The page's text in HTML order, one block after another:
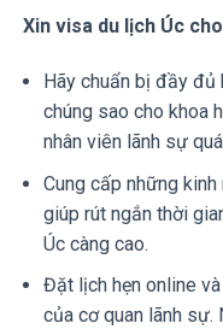
Xin visa du lịch Úc
Hãy chuẩn bị đầy
chúng sao cho khoa
nhân viên lãnh sự
Cung cấp những
giúp rút ngắn thời
Úc càng cao.
Đặt lịch hẹn online
của cơ quan lãnh sự.